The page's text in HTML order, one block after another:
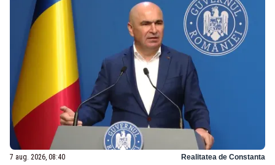
7 aug. 2026, 08:40 Realitatea de Constanta